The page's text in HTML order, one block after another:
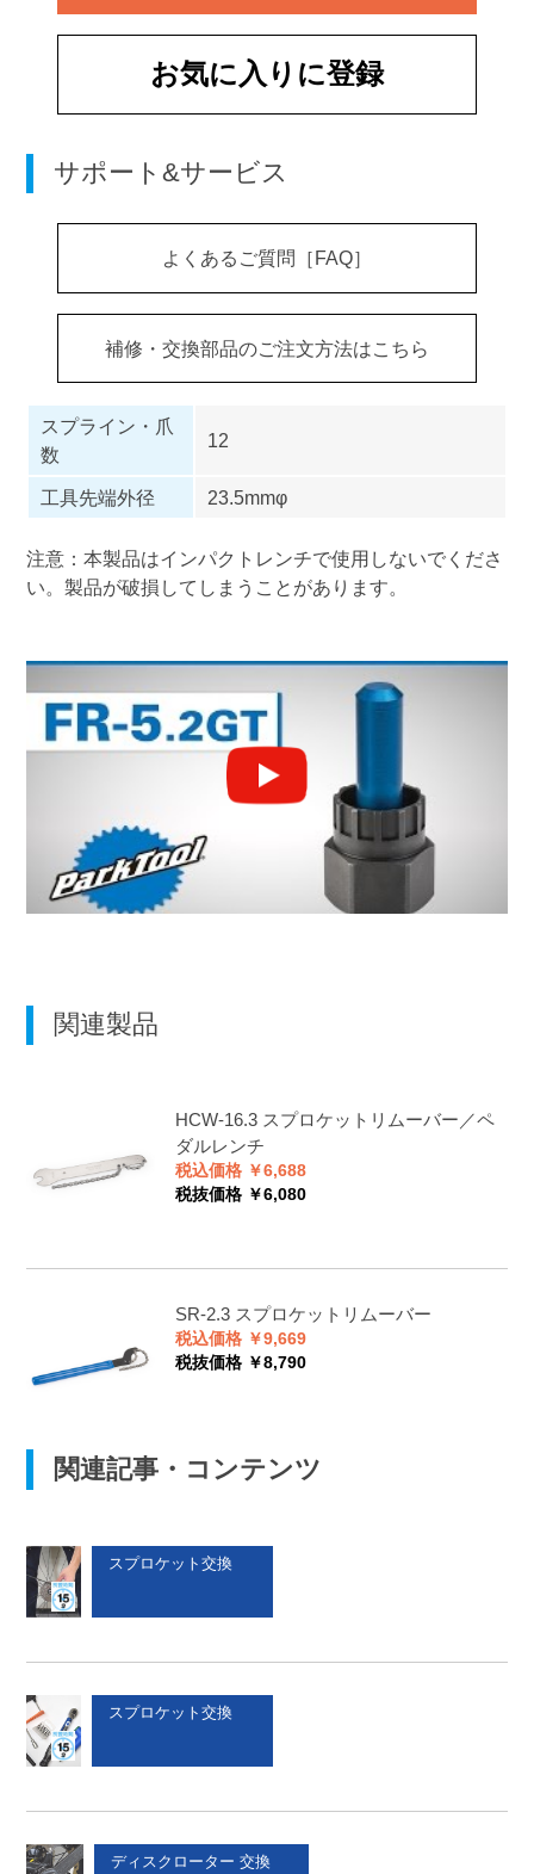
お気に入りに登録
サポート&サービス
よくあるご質問［FAQ］
補修・交換部品のご注文方法はこちら
スプライン・爪
数
12
工具先端外径 23.5mmφ
注意：本製品はインパクトレンチで使用しないでくださ
い。製品が破損してしまうことがあります。
関連製品
HCW-16.3 スプロケットリムーバー／ペ
ダルレンチ
税込価格 ￥6,688
税抜価格 ￥6,080
SR-2.3 スプロケットリムーバー
税込価格 ￥9,669
税抜価格 ￥8,790
関連記事・コンテンツ
スプロケット交換
スプロケット交換
ディスクローター 交換